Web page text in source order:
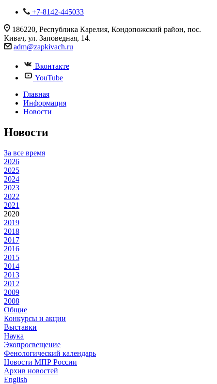
+7-8142-445033
186220, Республика Карелия, Кондопожский район, пос.
Кивач, ул. Заповедная, 14.
adm@zapkivach.ru
Вконтакте
YouTube
Главная
Информация
Новости
Новости
За все время
2026
2025
2024
2023
2022
2021
2020
2019
2018
2017
2016
2015
2014
2013
2012
2009
2008
Общие
Конкурсы и акции
Выставки
Наука
Экопросвещение
Фенологический календарь
Новости МПР России
Архив новостей
English